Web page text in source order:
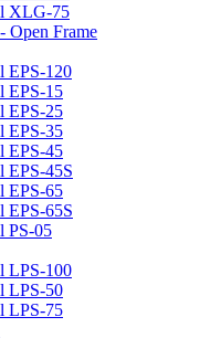
XLG-75
Open Frame
EPS-120
EPS-15
EPS-25
EPS-35
EPS-45
EPS-45S
EPS-65
EPS-65S
PS-05
LPS-100
LPS-50
LPS-75